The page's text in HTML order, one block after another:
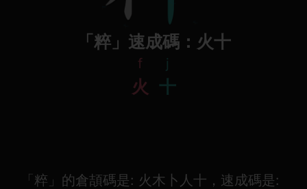
「粹」速成碼：火十
f
火
j
十
「粹」的倉頡碼是: 火木卜人十，速成碼是: